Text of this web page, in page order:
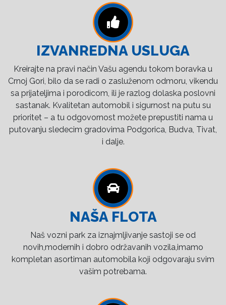
IZVANREDNA USLUGA
Kreirajte na pravi način Vašu agendu tokom boravka u
Crnoj Gori, bilo da se radi o zasluženom odmoru, vikendu
sa prijateljima i porodicom, ili je razlog dolaska poslovni
sastanak. Kvalitetan automobil i sigurnost na putu su
prioritet – a tu odgovornost možete prepustiti nama u
putovanju sledecim gradovima Podgorica, Budva, Tivat,
i dalje.
NAŠA FLOTA
Naš vozni park za iznajmljivanje sastoji se od
novih,modernih i dobro održavanih vozila,imamo
kompletan asortiman automobila koji odgovaraju svim
vašim potrebama.